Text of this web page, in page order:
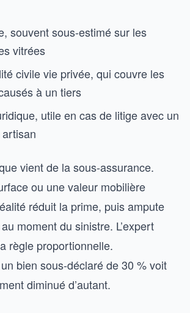
souvent sous-estimé sur les
vitrées
civile vie privée, qui couvre les
à un tiers
utile en cas de litige avec un
vient de la sous-assurance.
ou une valeur mobilière
réduit la prime, puis ampute
moment du sinistre. L’expert
règle proportionnelle.
bien sous-déclaré de 30 % voit
diminué d’autant.